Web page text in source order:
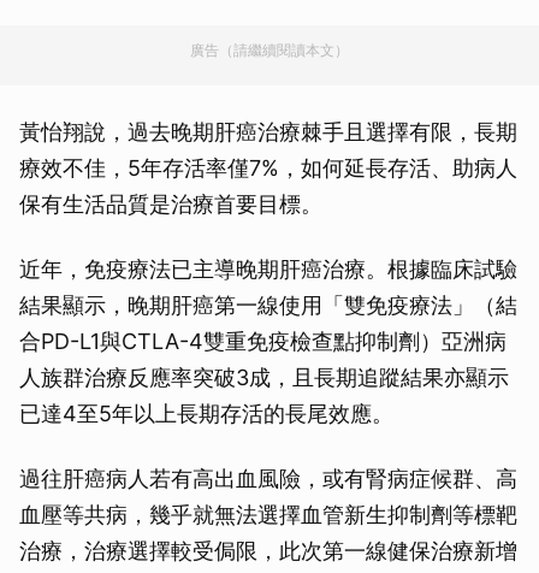
廣告（請繼續閱讀本文）
黃怡翔說，過去晚期肝癌治療棘手且選擇有限，長期
療效不佳，5年存活率僅7%，如何延長存活、助病人
保有生活品質是治療首要目標。
近年，免疫療法已主導晚期肝癌治療。根據臨床試驗
結果顯示，晚期肝癌第一線使用「雙免疫療法」（結
合PD-L1與CTLA-4雙重免疫檢查點抑制劑）亞洲病
人族群治療反應率突破3成，且長期追蹤結果亦顯示
已達4至5年以上長期存活的長尾效應。
過往肝癌病人若有高出血風險，或有腎病症候群、高
血壓等共病，幾乎就無法選擇血管新生抑制劑等標靶
治療，治療選擇較受侷限，此次第一線健保治療新增